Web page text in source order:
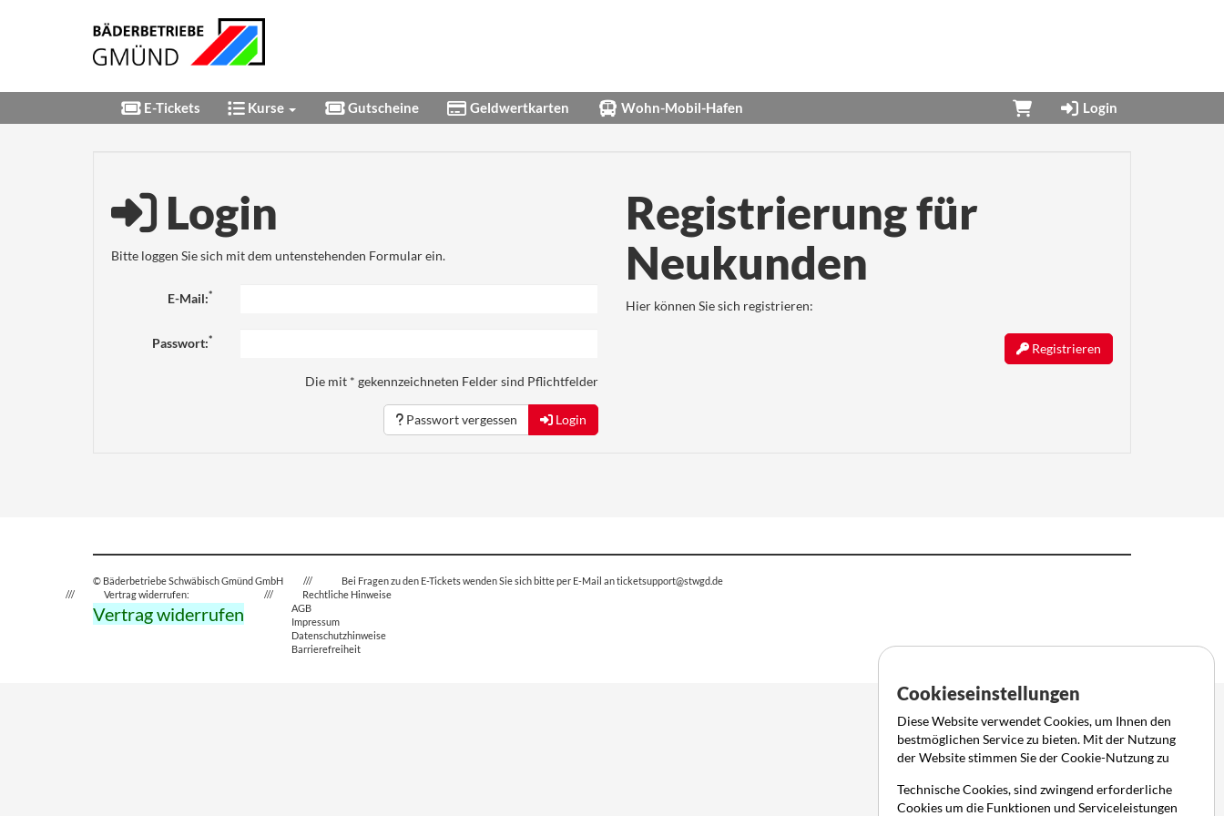
E-Tickets Kurse Gutscheine Geldwertkarten Wohn-Mobil-Hafen Login
Login
Bitte loggen Sie sich mit dem untenstehenden Formular ein.
E-Mail:*
Passwort:*
Die mit * gekennzeichneten Felder sind Pflichtfelder
Passwort vergessen Login
Registrierung für
Neukunden
Hier können Sie sich registrieren:
Registrieren
© Bäderbetriebe Schwäbisch Gmünd GmbH Bei Fragen zu den E-Tickets wenden Sie sich bitte per E-Mail an ticketsupport@stwgd.de
Vertrag widerrufen:
Vertrag widerrufen
Rechtliche Hinweise
AGB
Impressum
Datenschutzhinweise
Barrierefreiheit
Cookieseinstellungen
Diese Website verwendet Cookies, um Ihnen den
bestmöglichen Service zu bieten. Mit der Nutzung
der Website stimmen Sie der Cookie-Nutzung zu
Technische Cookies, sind zwingend erforderliche
Cookies um die Funktionen und Serviceleistungen